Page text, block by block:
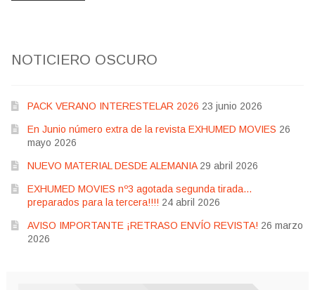
NOTICIERO OSCURO
PACK VERANO INTERESTELAR 2026 23 junio 2026
En Junio número extra de la revista EXHUMED MOVIES 26
mayo 2026
NUEVO MATERIAL DESDE ALEMANIA 29 abril 2026
EXHUMED MOVIES nº3 agotada segunda tirada…
preparados para la tercera!!!! 24 abril 2026
AVISO IMPORTANTE ¡RETRASO ENVÍO REVISTA! 26 marzo
2026